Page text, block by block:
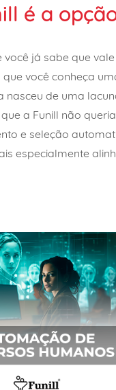
é a
você já sabe que
você conheça
nasceu de uma
a Funill não
e seleção
especialmente